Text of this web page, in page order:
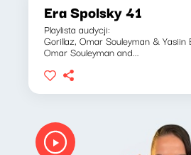
Era Spolsky 41
Playlista audycji:
Gorillaz, Omar Souleyman & Yasiin
Omar Souleyman and...